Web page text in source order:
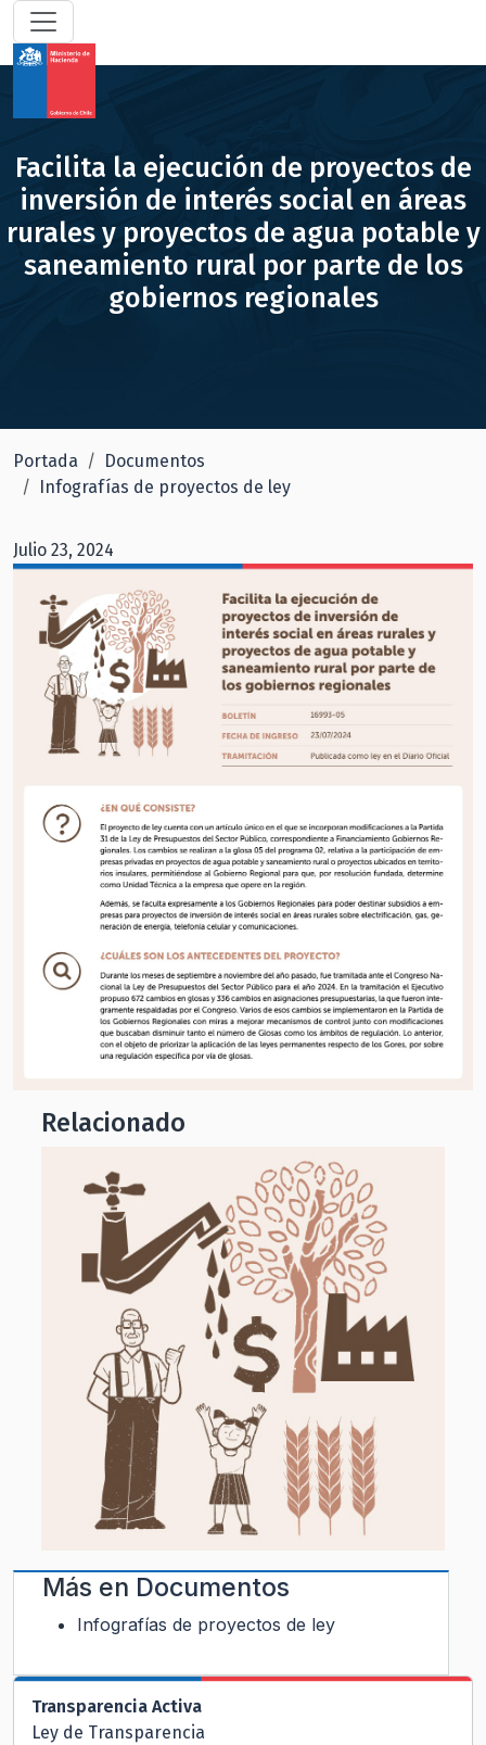
Facilita la ejecución de proyectos de
inversión de interés social en áreas
rurales y proyectos de agua potable y
saneamiento rural por parte de los
gobiernos regionales
Portada
Documentos
Infografías de proyectos de ley
Julio 23, 2024
Relacionado
Más en Documentos
Infografías de proyectos de ley
Transparencia Activa
Ley de Transparencia